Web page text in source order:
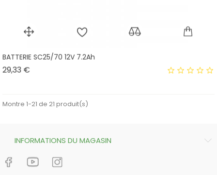
BATTERIE SC25/70 12V 7.2Ah
29,33 €
Montre 1-21 de 21 produit(s)
INFORMATIONS DU MAGASIN